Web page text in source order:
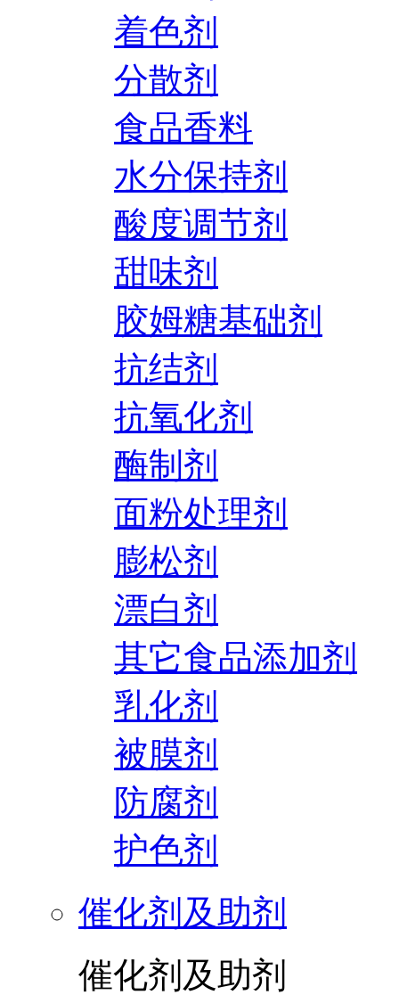
着色剂
分散剂
食品香料
水分保持剂
酸度调节剂
甜味剂
胶姆糖基础剂
抗结剂
抗氧化剂
酶制剂
面粉处理剂
膨松剂
漂白剂
其它食品添加剂
乳化剂
被膜剂
防腐剂
护色剂
催化剂及助剂
催化剂及助剂